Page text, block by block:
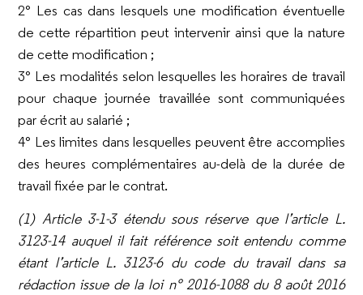
2° Les cas dans lesquels une modification éventuelle
de cette répartition peut intervenir ainsi que la nature
de cette modification ;
3° Les modalités selon lesquelles les horaires de travail
pour chaque journée travaillée sont communiquées
par écrit au salarié ;
4° Les limites dans lesquelles peuvent être accomplies
des heures complémentaires au-delà de la durée de
travail fixée par le contrat.
(1) Article 3-1-3 étendu sous réserve que l’article L.
3123-14 auquel il fait référence soit entendu comme
étant l’article L. 3123-6 du code du travail dans sa
rédaction issue de la loi n° 2016-1088 du 8 août 2016